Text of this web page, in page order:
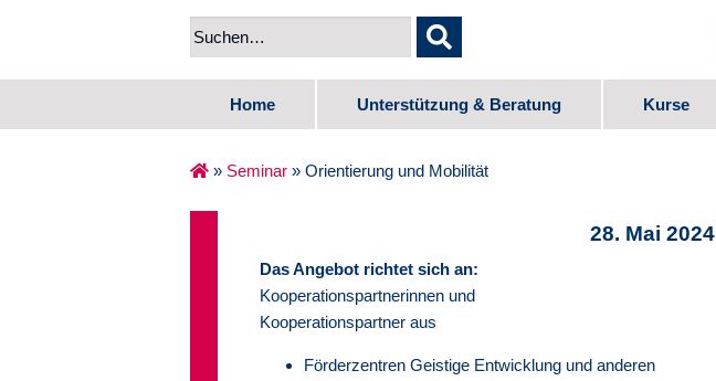
Home Unterstützung & Beratung
Schulalter
Medienzentrum
Kurse
» Seminar » Orientierung und Mobilität
28. Mai 2024
Das Angebot richtet sich an:
Kooperationspartnerinnen und
Kooperationspartner aus
Förderzentren Geistige Entwicklung und anderen